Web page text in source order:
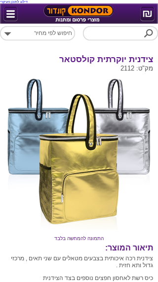
דילוג לתוכן העיקרי
צידנית יוקרתית קולסטאר
מק"ט: 2112
התמונה להמחשה בלבד
תיאור המוצר:
צידנית רכה איכותית בצבעים מטאלים עם שני תאים , מרכזי
גדול ותא חזית .
כיס רשת לאחסון חפצים נוספים בצד הצידנית